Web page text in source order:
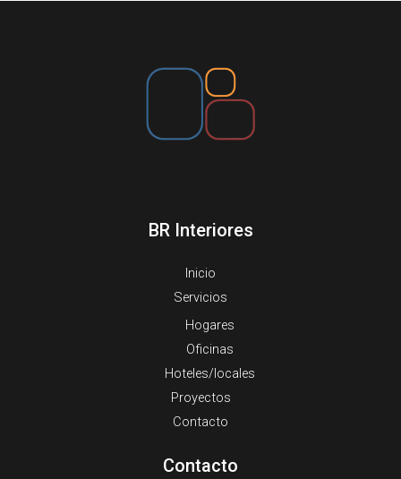
BR Interiores
Inicio
Servicios
Hogares
Oficinas
Hoteles/locales
Proyectos
Contacto
Contacto